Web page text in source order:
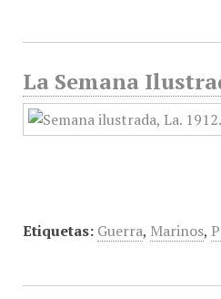
La Semana
Etiquetas: Guerra, Marinos,